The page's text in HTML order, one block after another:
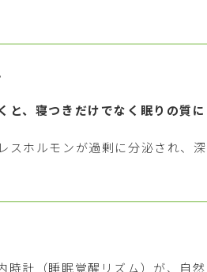
、寝つきだけでなく眠りの質
ホルモンが過剰に分泌され、深
計（睡眠覚醒リズム）が、自